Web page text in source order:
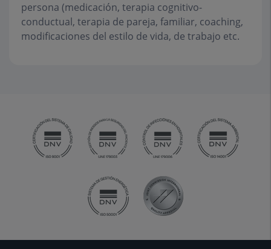
persona (medicación, terapia cognitivo-
conductual, terapia de pareja, familiar, coaching,
modificaciones del estilo de vida, de trabajo etc.